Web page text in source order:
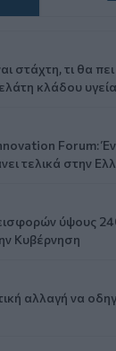
στάχτη, τι θα
κλάδου
Forum:
τελικά στην
ύψους
Κυβέρνηση
αλλαγή να